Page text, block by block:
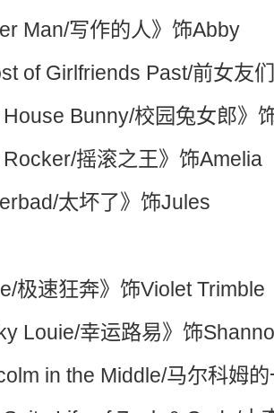
Man/写作的人》饰Abby
of Girlfriends Past/前女友
Bunny/校园兔女郎》
摇滚之王》饰Amelia
太坏了》饰Jules
极速狂奔》饰Violet Trimble
Louie/幸运路易》饰
in the Middle/马尔科姆